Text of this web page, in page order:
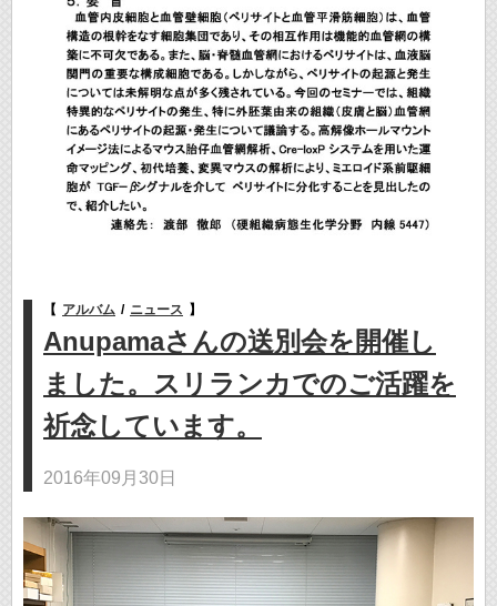
【 アルバム / ニュース 】
Anupamaさんの送別会を開催し
ました。スリランカでのご活躍を
祈念しています。
2016年09月30日